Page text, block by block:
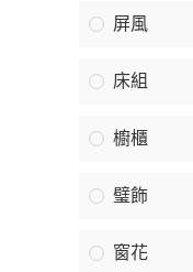
屏風
床組
櫥櫃
璧飾
窗花